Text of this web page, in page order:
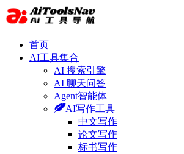
首页
AI工具集合
AI 搜索引擎
AI 聊天问答
Agent智能体
AI写作工具
中文写作
论文写作
标书写作